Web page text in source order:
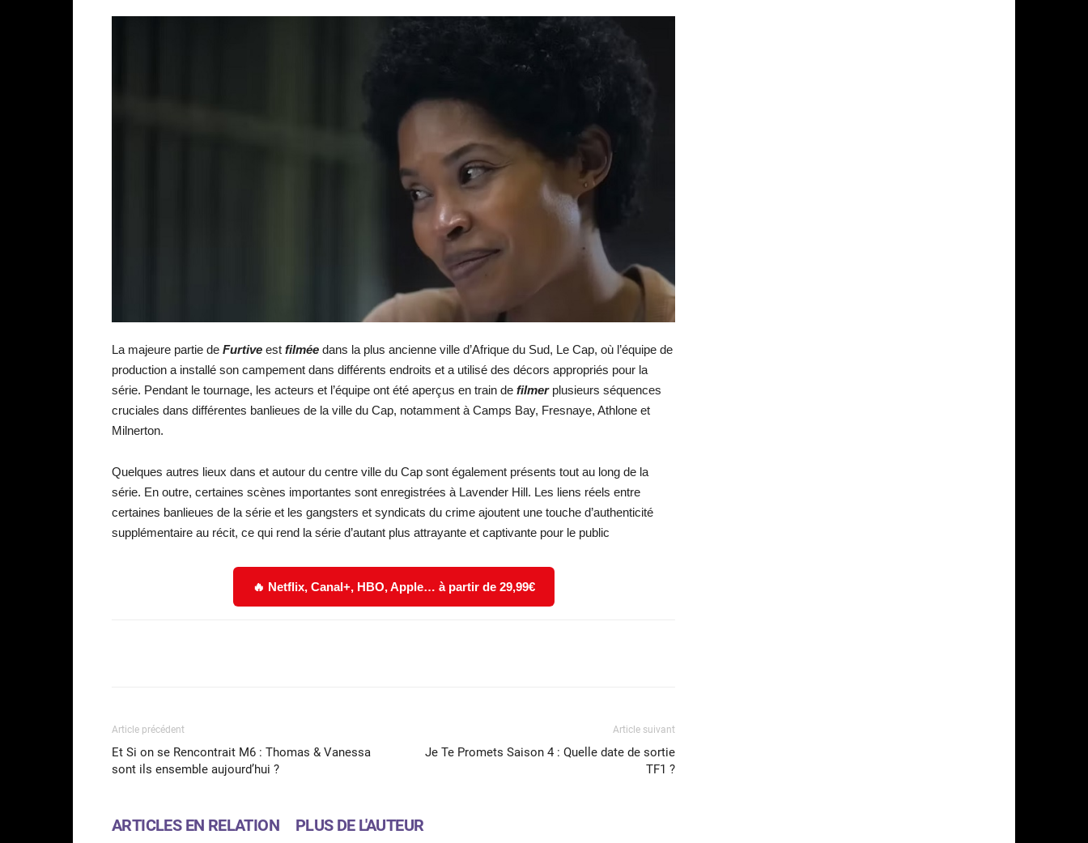
La majeure partie de Furtive est filmée dans la plus ancienne ville d’Afrique du Sud, Le Cap, où l’équipe de
production a installé son campement dans différents endroits et a utilisé des décors appropriés pour la
série. Pendant le tournage, les acteurs et l’équipe ont été aperçus en train de filmer plusieurs séquences
cruciales dans différentes banlieues de la ville du Cap, notamment à Camps Bay, Fresnaye, Athlone et
Milnerton.
Quelques autres lieux dans et autour du centre ville du Cap sont également présents tout au long de la
série. En outre, certaines scènes importantes sont enregistrées à Lavender Hill. Les liens réels entre
certaines banlieues de la série et les gangsters et syndicats du crime ajoutent une touche d’authenticité
supplémentaire au récit, ce qui rend la série d’autant plus attrayante et captivante pour le public
🔥 Netflix, Canal+, HBO, Apple… à partir de 29,99€
Article précédent
Et Si on se Rencontrait M6 : Thomas & Vanessa
sont ils ensemble aujourd’hui ?
Article suivant
Je Te Promets Saison 4 : Quelle date de sortie
TF1 ?
ARTICLES EN RELATION PLUS DE L'AUTEUR